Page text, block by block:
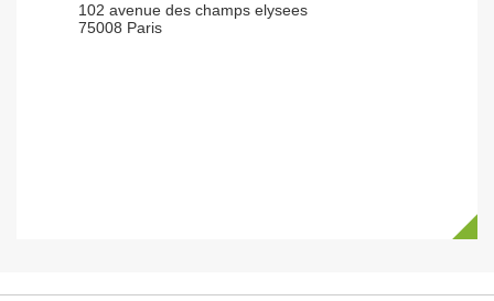
102 avenue des champs elysees
75008 Paris